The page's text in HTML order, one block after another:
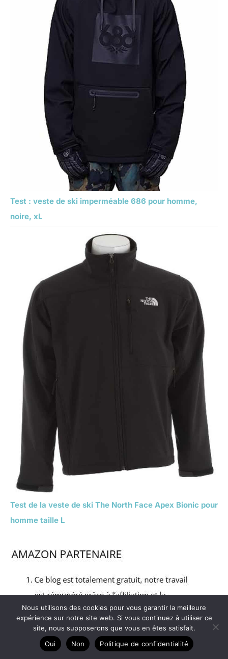
Test : veste de ski imperméable 686 pour homme,
noire, xL
Test de la veste de ski The North Face Apex Bionic pour
homme taille L
Nous utilisons des cookies pour vous garantir la meilleure
expérience sur notre site web. Si vous continuez à utiliser ce
site, nous supposerons que vous en êtes satisfait.
Oui
Non Politique de confidentialité